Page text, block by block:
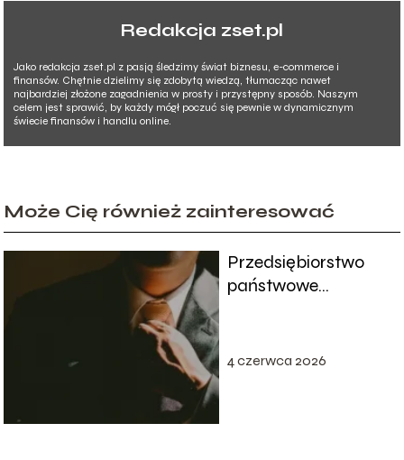
Redakcja zset.pl
Jako redakcja zset.pl z pasją śledzimy świat biznesu, e-commerce i
finansów. Chętnie dzielimy się zdobytą wiedzą, tłumacząc nawet
najbardziej złożone zagadnienia w prosty i przystępny sposób. Naszym
celem jest sprawić, by każdy mógł poczuć się pewnie w dynamicznym
świecie finansów i handlu online.
Może Cię również zainteresować
Przedsiębiorstwo
państwowe
4 czerwca 2026